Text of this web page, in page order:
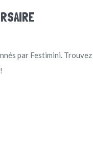
par Festimini.